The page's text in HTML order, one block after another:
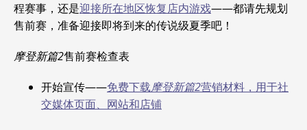
程赛事，还是迎接所在地区恢复店内游戏——都请先规划
售前赛，准备迎接即将到来的传说级夏季吧！
摩登新篇2售前赛检查表
开始宣传——免费下载摩登新篇2营销材料，用于社
交媒体页面、网站和店铺